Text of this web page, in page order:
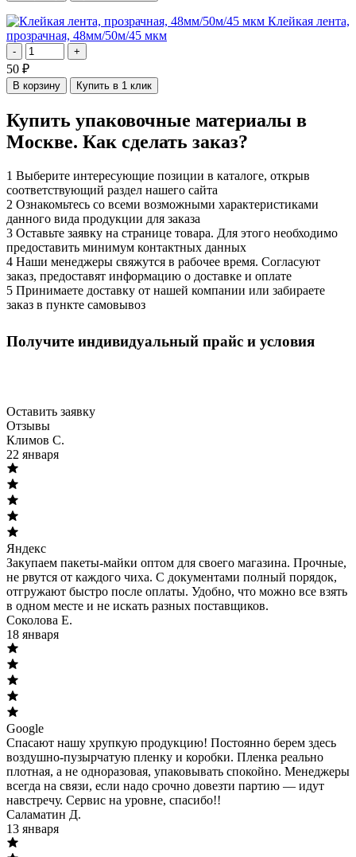
Клейкая лента,
прозрачная, 48мм/50м/45 мкм
- +
50 ₽
В корзину Купить в 1 клик
Купить упаковочные материалы в
Москве. Как сделать заказ?
1 Выберите интересующие позиции в каталоге, открыв
соответствующий раздел нашего сайта
2 Ознакомьтесь со всеми возможными характеристиками
данного вида продукции для заказа
3 Оставьте заявку на странице товара. Для этого необходимо
предоставить минимум контактных данных
4 Наши менеджеры свяжутся в рабочее время. Согласуют
заказ, предоставят информацию о доставке и оплате
5 Принимаете доставку от нашей компании или забираете
заказ в пункте самовывоз
Получите индивидуальный прайс и условия
Оставить заявку
Отзывы
Климов С.
22 января
Яндекс
Закупаем пакеты-майки оптом для своего магазина. Прочные,
не рвутся от каждого чиха. С документами полный порядок,
отгружают быстро после оплаты. Удобно, что можно все взять
в одном месте и не искать разных поставщиков.
Соколова Е.
18 января
Google
Спасают нашу хрупкую продукцию! Постоянно берем здесь
воздушно-пузырчатую пленку и коробки. Пленка реально
плотная, а не одноразовая, упаковывать спокойно. Менеджеры
всегда на связи, если надо срочно довезти партию — идут
навстречу. Сервис на уровне, спасибо!!
Саламатин Д.
13 января